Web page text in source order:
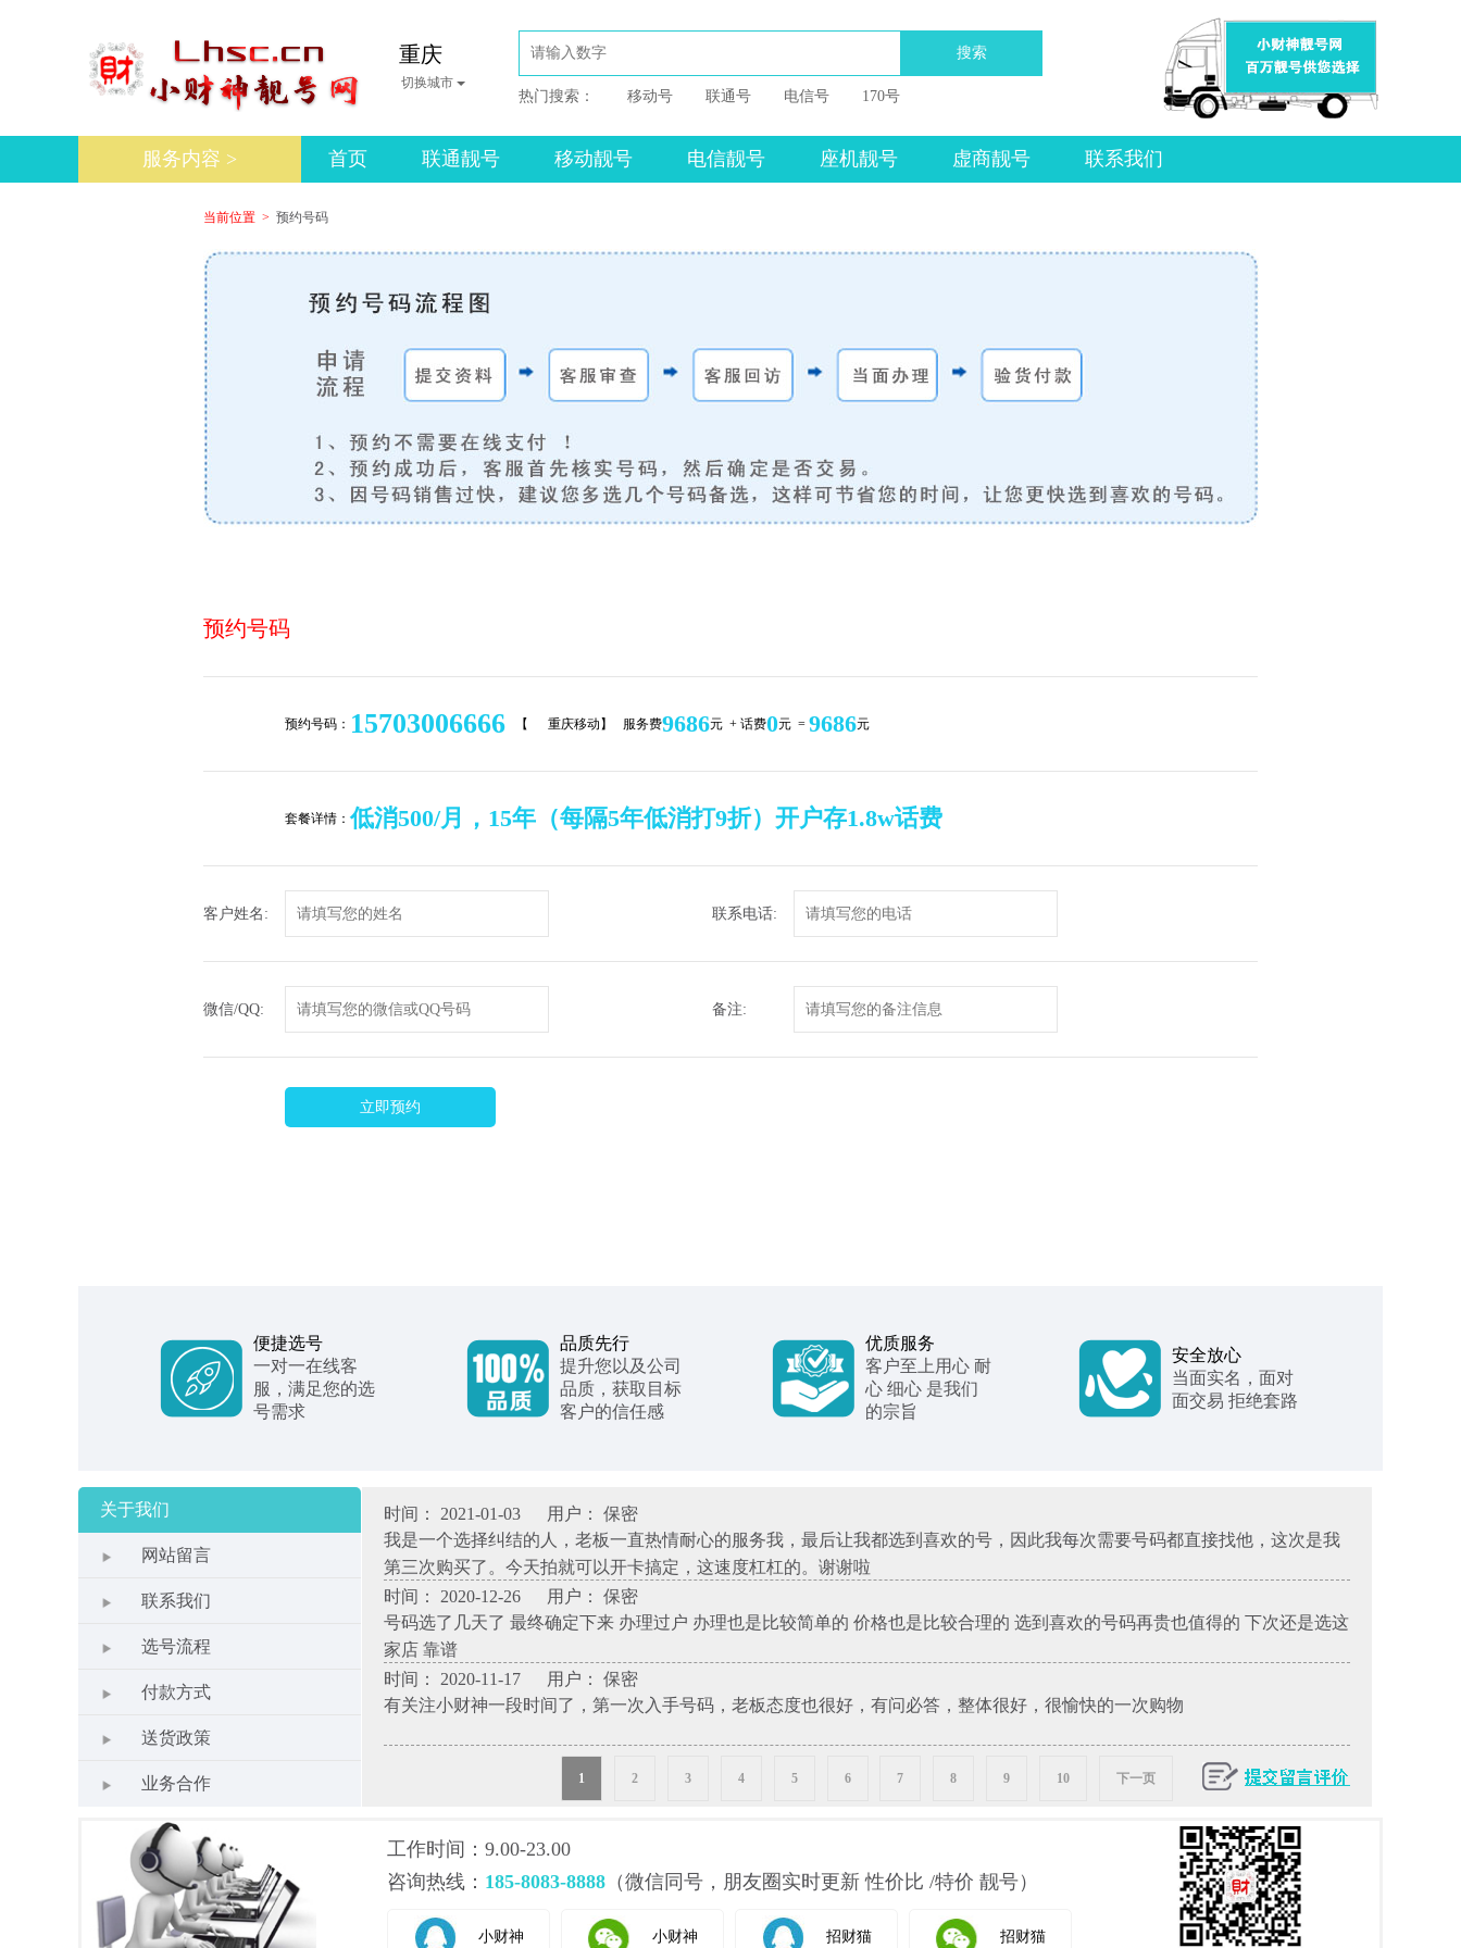
重庆
切换城市
搜索
热门搜索： 移动号 联通号 电信号 170号
服务内容 > 首页 联通靓号 移动靓号 电信靓号 座机靓号 虚商靓号 联系我们
当前位置 > 预约号码
预约号码
预约号码： 15703006666 【 重庆移动】 服务费9686元 + 话费0元 = 9686元
套餐详情：低消500/月，15年（每隔5年低消打9折）开户存1.8w话费
客户姓名: 联系电话:
微信/QQ: 备注:
立即预约
便捷选号
一对一在线客
服，满足您的选
号需求
品质先行
提升您以及公司
品质，获取目标
客户的信任感
优质服务
客户至上用心 耐
心 细心 是我们
的宗旨
安全放心
当面实名，面对
面交易 拒绝套路
关于我们
网站留言
联系我们
选号流程
付款方式
送货政策
业务合作
时间： 2021-01-03
用户： 保密
我是一个选择纠结的人，老板一直热情耐心的服务我，最后让我都选到喜欢的号，因此我每次需要号码都直接找他，这次是我
第三次购买了。今天拍就可以开卡搞定，这速度杠杠的。谢谢啦
时间： 2020-12-26
用户： 保密
号码选了几天了 最终确定下来 办理过户 办理也是比较简单的 价格也是比较合理的 选到喜欢的号码再贵也值得的 下次还是选这
家店 靠谱
时间： 2020-11-17
用户： 保密
有关注小财神一段时间了，第一次入手号码，老板态度也很好，有问必答，整体很好，很愉快的一次购物
1 2 3 4 5 6 7 8 9 10 下一页
工作时间：9.00-23.00
咨询热线： 185-8083-8888 （微信同号，朋友圈实时更新 性价比 /特价 靓号）
小财神 小财神 招财猫 招财猫